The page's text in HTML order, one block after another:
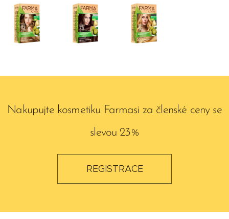
Nakupujte kosmetiku Farmasi za členské ceny se
slevou 23%
REGISTRACE